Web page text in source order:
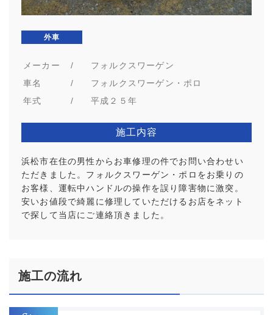
外車
メーカー /
フォルクスワーゲン
車名
/
フォルクスワーゲン・ポロ
年式
/ 平成２５年
施工内容
浜松市在住の男性からお車修理の件でお問い合わせい
ただきました。フォルクスワーゲン・ポロをお乗りの
お客様、運転中ハンドルの操作を誤り障害物に激突。
安いお値段で綺麗に修理していただけるお店をネット
で探して当店にご連絡頂きました。
施工の流れ